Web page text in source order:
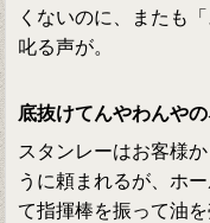
くないのに、またも
叱る声が。
底抜けてんやわんや
スタンレーはお客様
うに頼まれるが、ホ
て指揮棒を振って油